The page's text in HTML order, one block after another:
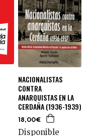
NACIONALISTAS
CONTRA
ANARQUISTAS EN LA
CERDAÑA (1936-1939)
18,00€
Disponible